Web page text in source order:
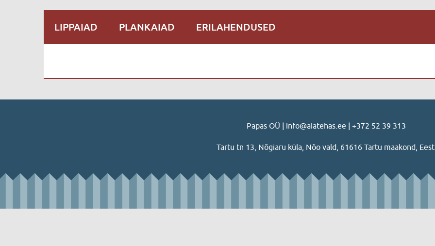
LIPPAIAD PLANKAIAD ERILAHENDUSED
Papas OÜ | info@aiatehas.ee | +372 52 39 313
Tartu tn 13, Nõgiaru küla, Nõo vald, 61616 Tartu maakond,